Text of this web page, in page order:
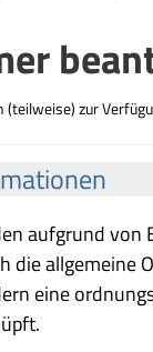
zur
aufgrund von
die allgemeine
eine